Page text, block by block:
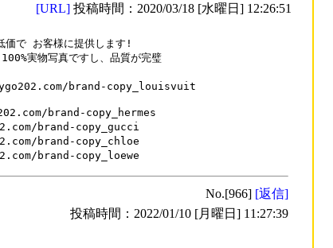
[URL] 投稿時間：2020/03/18 [水曜日] 12:26:51
価で お客様に提供します!
実物写真ですし、品質が完璧
brand-copy_louisvuit
brand-copy_hermes
brand-copy_gucci
brand-copy_chloe
No.[966] [返信]
投稿時間：2022/01/10 [月曜日] 11:27:39